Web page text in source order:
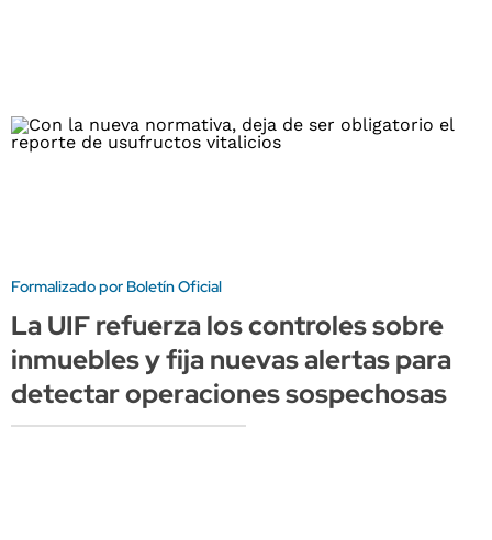
Formalizado por Boletín Oficial
La UIF refuerza los controles sobre
inmuebles y fija nuevas alertas para
detectar operaciones sospechosas